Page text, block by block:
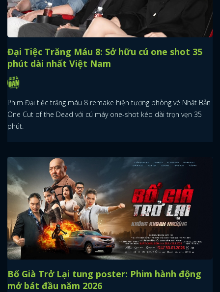
Đại Tiệc Trăng Máu 8: Sở hữu cú one shot 35
phút dài nhất Việt Nam
Phim Đại tiệc trăng máu 8 remake hiện tượng phòng vé Nhật Bản
One Cut of the Dead với cú máy one-shot kéo dài trọn vẹn 35
phút.
Bố Già Trở Lại tung poster: Phim hành động
mở bát đầu năm 2026